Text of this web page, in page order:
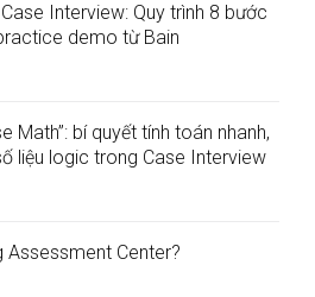
Interview: Quy trình 8 bước
demo từ Bain
Math”: bí quyết tính toán nhanh,
liệu logic trong Case Interview
Assessment Center?